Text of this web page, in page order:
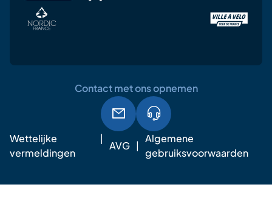
Wettelijke
vermeldingen
AVG
Algemene
gebruiksvoorwaarden
Contact met ons opnemen